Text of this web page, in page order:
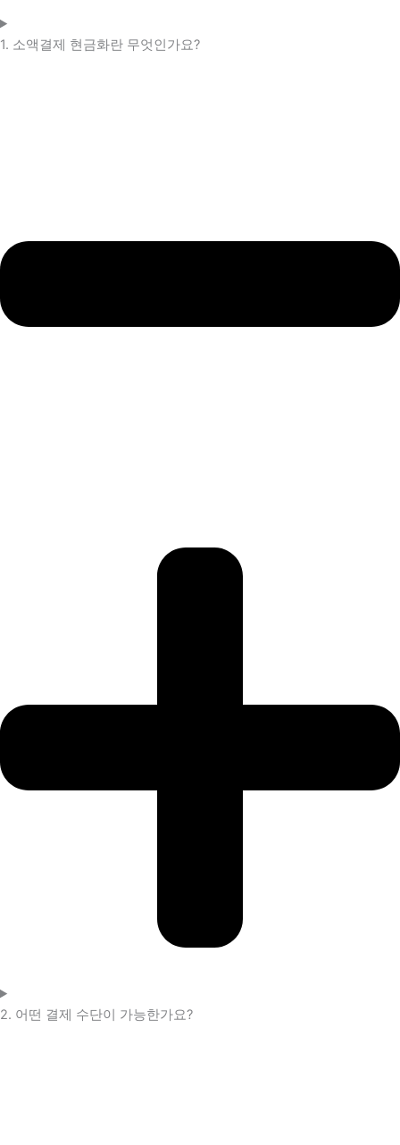
1. 소액결제 현금화란 무엇인가요?
2. 어떤 결제 수단이 가능한가요?